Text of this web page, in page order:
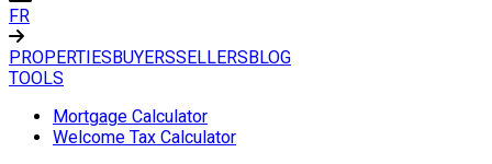
FR
PROPERTIESBUYERSSELLERSBLOG
TOOLS
Mortgage Calculator
Welcome Tax Calculator